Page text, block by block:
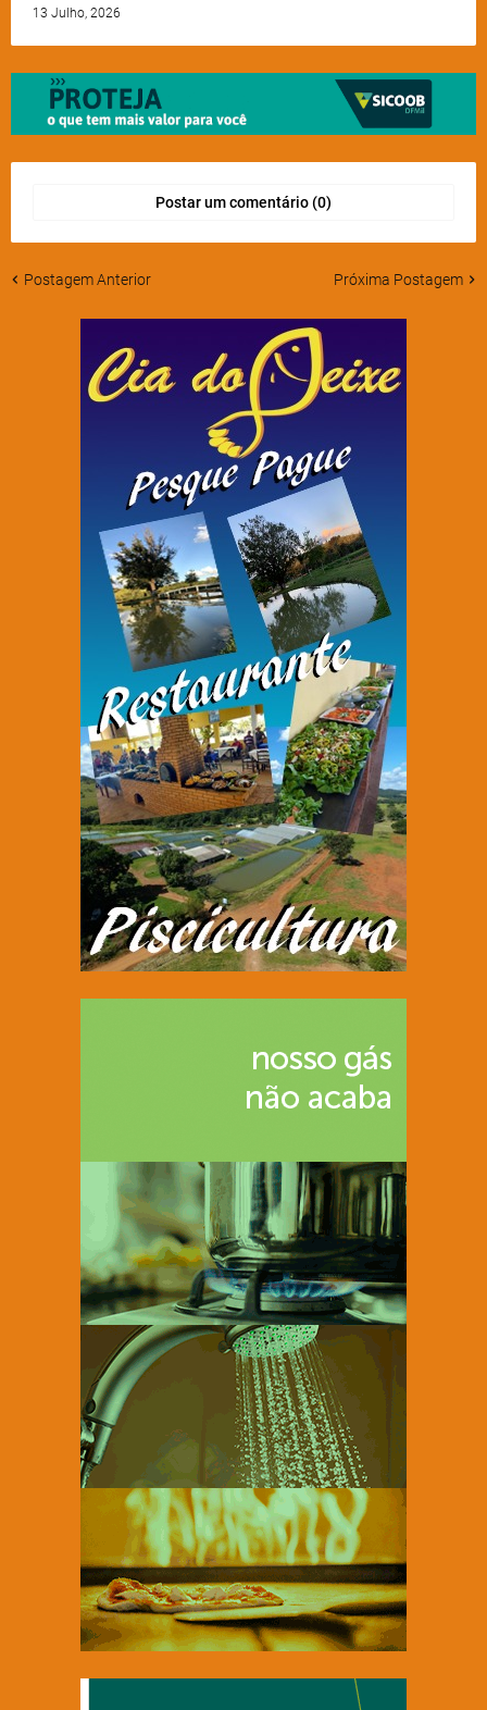
13 Julho, 2026
Postar um comentário (0)
Postagem Anterior Próxima Postagem